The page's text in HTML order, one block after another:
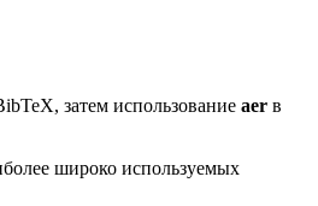
затем использование aer в
широко используемых